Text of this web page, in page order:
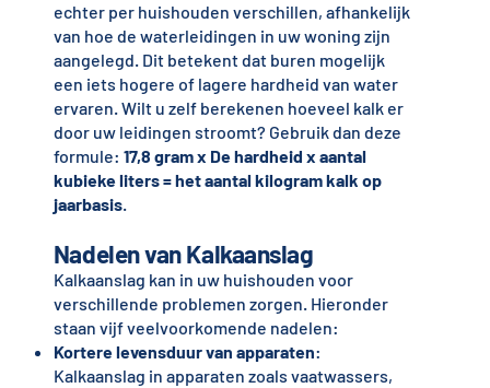
echter per huishouden verschillen, afhankelijk
van hoe de waterleidingen in uw woning zijn
aangelegd. Dit betekent dat buren mogelijk
een iets hogere of lagere hardheid van water
ervaren. Wilt u zelf berekenen hoeveel kalk er
door uw leidingen stroomt? Gebruik dan deze
formule: 17,8 gram x De hardheid x aantal
kubieke liters = het aantal kilogram kalk op
jaarbasis.
Nadelen van Kalkaanslag
Kalkaanslag kan in uw huishouden voor
verschillende problemen zorgen. Hieronder
staan vijf veelvoorkomende nadelen:
Kortere levensduur van apparaten:
Kalkaanslag in apparaten zoals vaatwassers,